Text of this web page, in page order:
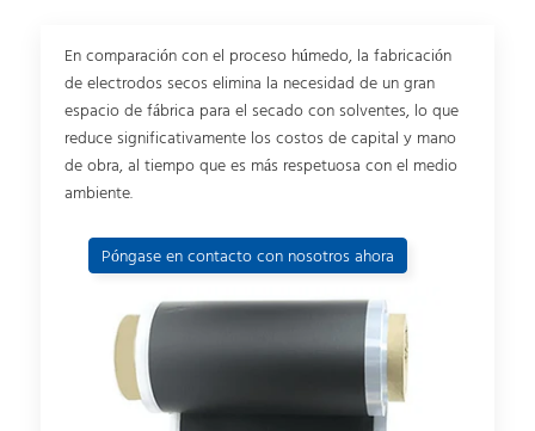
En comparación con el proceso húmedo, la fabricación
de electrodos secos elimina la necesidad de un gran
espacio de fábrica para el secado con solventes, lo que
reduce significativamente los costos de capital y mano
de obra, al tiempo que es más respetuosa con el medio
ambiente.
Póngase en contacto con nosotros ahora